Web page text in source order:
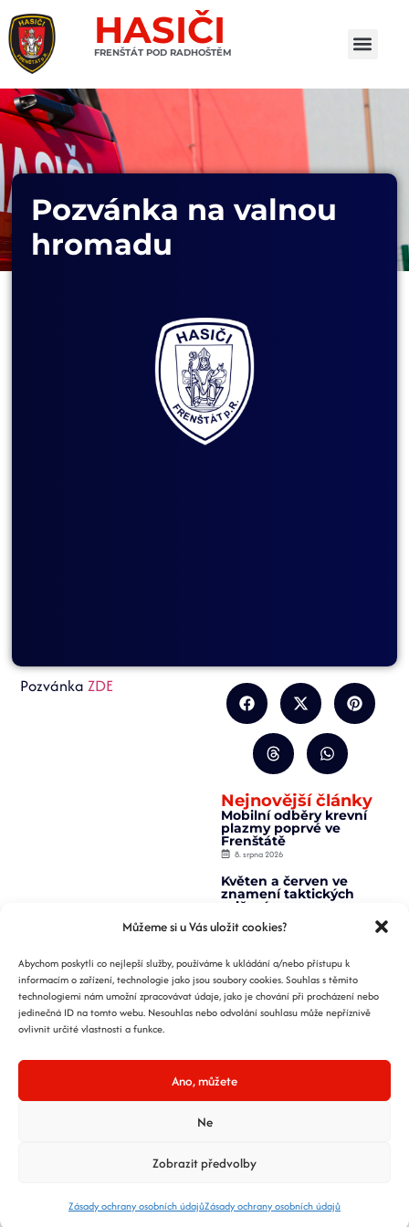
Můžeme si u Vás uložit cookies?
Abychom poskytli co nejlepší služby, používáme k ukládání a/nebo přístupu k
informacím o zařízení, technologie jako jsou soubory cookies. Souhlas s těmito
technologiemi nám umožní zpracovávat údaje, jako je chování při procházení nebo
jedinečná ID na tomto webu. Nesouhlas nebo odvolání souhlasu může nepříznivě
ovlivnit určité vlastnosti a funkce.
Ano, můžete
Ne
Zobrazit předvolby
Zásady ochrany osobních údajůZásady ochrany osobních údajů
HASIČI
FRENŠTÁT POD RADHOŠTĚM
Pozvánka na valnou
hromadu
Pozvánka ZDE
Nejnovější články
Mobilní odběry krevní
plazmy poprvé ve
Frenštátě
8. srpna 2026
Květen a červen ve
znamení taktických
cvičení
23. června 2026
výchovy jsme
představili naši činnost
žákům
21. května 2026
5. května 2026
Ve frenštátském
autokempu jsme
Zúčastnili jsme se IMZ
13. dubna 2026